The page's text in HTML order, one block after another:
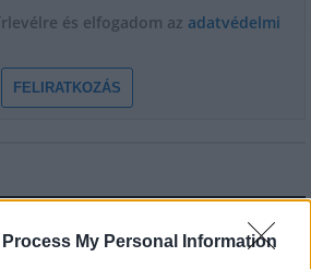
Process My Personal Information
és elfogadom az adatvédelmi
FELIRATKOZÁS
az eső a Duna vízgyűjtőjére